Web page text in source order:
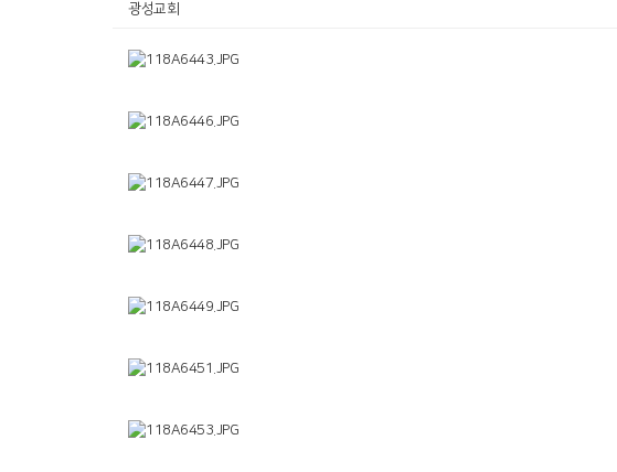
광성교회
커뮤니티